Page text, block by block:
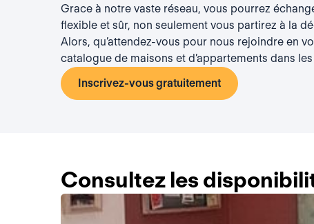
Grace à notre vaste réseau, vous pourrez
flexible et sûr, non seulement vous partirez à la
Alors, qu’attendez-vous pour nous rejoindre en
catalogue de maisons et d’appartements dans
Inscrivez-vous gratuitement
Consultez les